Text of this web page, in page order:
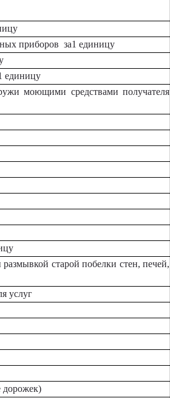
приборов за1 единицу
единицу
моющими средствами получателя
старой побелки стен, печей,
услуг
дорожек)